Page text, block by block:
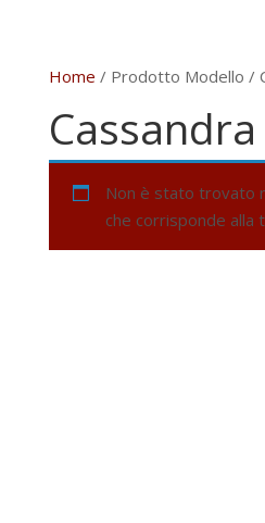
Home / Prodotto Modello /
Cassandra
Non è stato trovato
che corrisponde alla